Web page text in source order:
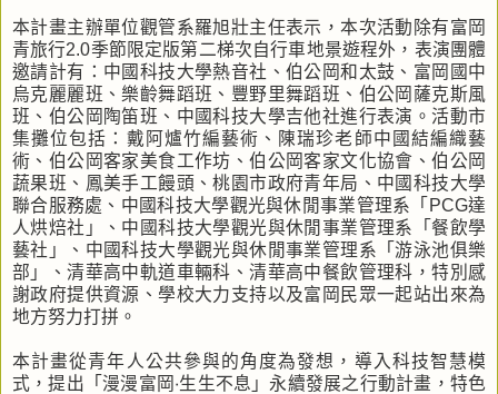
本計畫主辦單位觀管系羅旭壯主任表示，本次活動除有富岡
青旅行2.0季節限定版第二梯次自行車地景遊程外，表演團體
邀請計有：中國科技大學熱音社、伯公岡和太鼓、富岡國中
烏克麗麗班、樂齡舞蹈班、豐野里舞蹈班、伯公岡薩克斯風
班、伯公岡陶笛班、中國科技大學吉他社進行表演。活動市
集攤位包括：戴阿爐竹編藝術、陳瑞珍老師中國結編織藝
術、伯公岡客家美食工作坊、伯公岡客家文化協會、伯公岡
蔬果班、鳳美手工饅頭、桃園市政府青年局、中國科技大學
聯合服務處、中國科技大學觀光與休閒事業管理系「PCG達
人烘焙社」、中國科技大學觀光與休閒事業管理系「餐飲學
藝社」、中國科技大學觀光與休閒事業管理系「游泳池俱樂
部」、清華高中軌道車輛科、清華高中餐飲管理科，特別感
謝政府提供資源、學校大力支持以及富岡民眾一起站出來為
地方努力打拼。
本計畫從青年人公共參與的角度為發想，導入科技智慧模
式，提出「漫漫富岡‧生生不息」永續發展之行動計畫，特色